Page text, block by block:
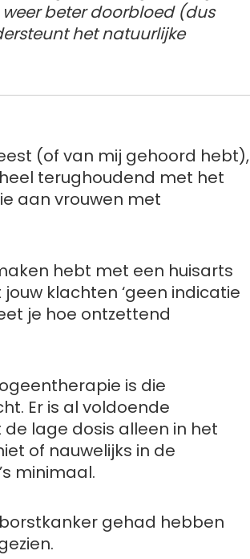
beter doorbloed (dus
het natuurlijke
(of van mij gehoord hebt),
terughoudend met het
aan vrouwen met
hebt met een huisarts
klachten ‘geen indicatie
je hoe ontzettend
is die
Er is al voldoende
lage dosis alleen in het
of nauwelijks in de
minimaal.
gehad hebben